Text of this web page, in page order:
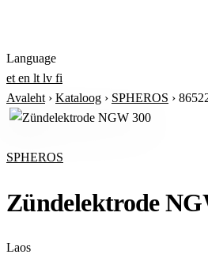
Language
et en lt lv fi
Avaleht › Kataloog › SPHEROS ›
SPHEROS
Zündelektrode
Laos